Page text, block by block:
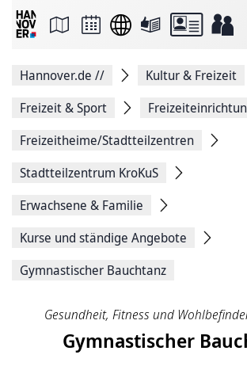
Seite
Facebook
teilen
Seitenlink
Seite
Hannover.de //
Kultur & Freizeit
Freizeit & Sport
Freizeitheime/Stadtteilzentren
Stadtteilzentrum KroKuS
Erwachsene & Familie
Kurse und ständige Angebote
Gymnastischer Bauchtanz
Gesundheit, Fitness und
Gymnastischer